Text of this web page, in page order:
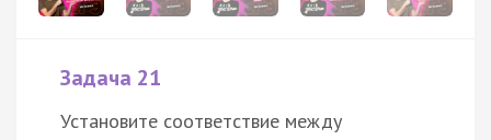
Задача 21
Установите соответствие между